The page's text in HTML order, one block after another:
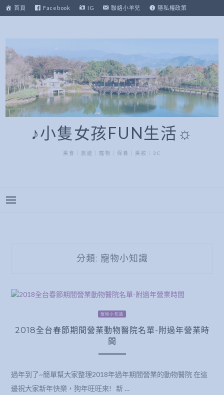
至
內
首頁 Facebook IG 聯絡小羊兒 隱私權政策
♪小隻女孩FUN生活☼
美食｜旅遊｜寵物｜保養｜美妝｜3C
分類: 寵物小知識
寵物小知識
2018全台春節期間營業動物醫院名單-附過年營業時
間
過年到了~簡單幫大家整理2018年過年期間營業的動物醫院 在這
邊祝大家新年快樂，狗年旺旺來! 新 …